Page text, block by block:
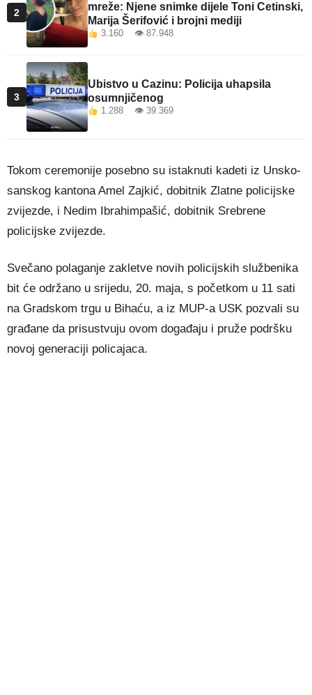
2
mreže: Njene snimke dijele Toni Cetinski,
Marija Šerifović i brojni mediji
3.160 👁 87.948
3
Ubistvo u Cazinu: Policija uhapsila
osumnjičenog
1.288 👁 39.369
Tokom ceremonije posebno su istaknuti kadeti iz Unsko-
sanskog kantona Amel Zajkić, dobitnik Zlatne policijske
zvijezde, i Nedim Ibrahimpašić, dobitnik Srebrene
policijske zvijezde.
Svečano polaganje zakletve novih policijskih službenika
bit će održano u srijedu, 20. maja, s početkom u 11 sati
na Gradskom trgu u Bihaću, a iz MUP-a USK pozvali su
građane da prisustvuju ovom događaju i pruže podršku
novoj generaciji policajaca.